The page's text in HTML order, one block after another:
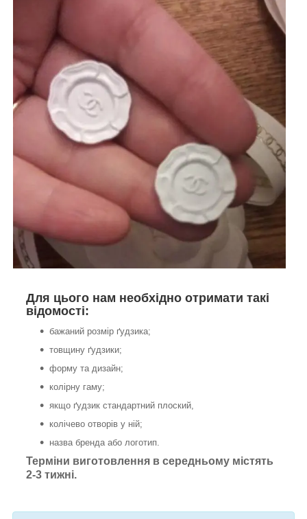
Для цього нам необхідно отримати такі
відомості:
бажаний розмір ґудзика;
товщину ґудзики;
форму та дизайн;
колірну гаму;
якщо ґудзик стандартний плоский,
колічево отворів у ній;
назва бренда або логотип.
Терміни виготовлення в середньому містять
2-3 тижні.